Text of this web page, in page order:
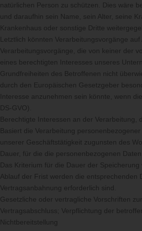
natürlichen Person zu schützen. Dies wäre
und daraufhin sein Name, sein Alter, seine
Krankenhaus oder sonstige Dritte
Letztlich könnten Verarbeitungsvorgänge
Verarbeitungsvorgänge, die von keiner der
eines berechtigten Interesses unseres
Grundfreiheiten des Betroffenen nicht
durch den Europäischen Gesetzgeber
Interesse anzunehmen sein könnte, wenn
DS-GVO).
Berechtigte Interessen an der Verarbeitung,
Basiert die Verarbeitung
unserer Geschäftstätigkeit zugunsten des
Dauer, für die die personenbezogenen
Das Kriterium für die Dauer der
Ablauf der Frist werden die entsprechenden
Vertragsanbahnung erforderlich sind.
Gesetzliche oder vertragliche Vorschriften
Vertragsabschluss; Verpflichtung der
Nichtbereitstellung